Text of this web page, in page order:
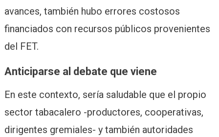
avances, también hubo errores costosos
financiados con recursos públicos provenientes
del FET.
Anticiparse al debate que viene
En este contexto, sería saludable que el propio
sector tabacalero -productores, cooperativas,
dirigentes gremiales- y también autoridades